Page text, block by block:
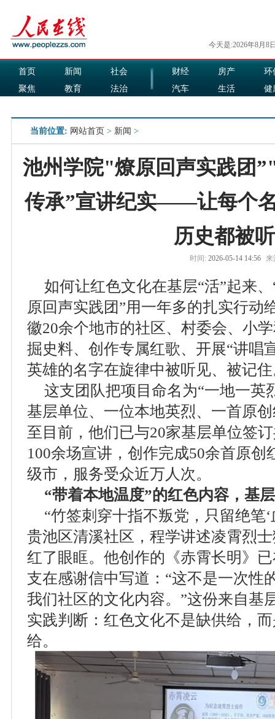
今天是:2026年8月8
首页 新闻
社会
聚焦
教育
法治
财经 房产
环
汽车
生活
健
当前位置: 网站首页 > 新闻 >
池州学院"燎原回声实践团
传承”宣讲纪实——让每个
历史都被
时间: 2026-05-14 14:56 来
如何让红色文化在基层“活”起来
原回声实践团”用一年多的扎实行动
徽20余个地市的社区、村委会、小
掘史料、创作专属红歌、开展“讲唱
英雄的名字在旋律中被听见、被记
这支团队把项目命名为“一地一
基层单位、一位本地英烈、一首原
至目前，他们已与20家基层单位签
100余场宣讲，创作完成50余首原创
级市，服务受众近万人次。
“带着本地温度”的红色内容，基
“竹签刺穿十指不叛党，只留绝笔
贵池区清溪社区，程学讲述凌霄烈
红了眼眶。他创作的《赤霄长明》
支在感谢信中写道：“这不是一次性
我们社区的文化内容。”这份来自基
实践判断：红色文化不是缺供给，
给。